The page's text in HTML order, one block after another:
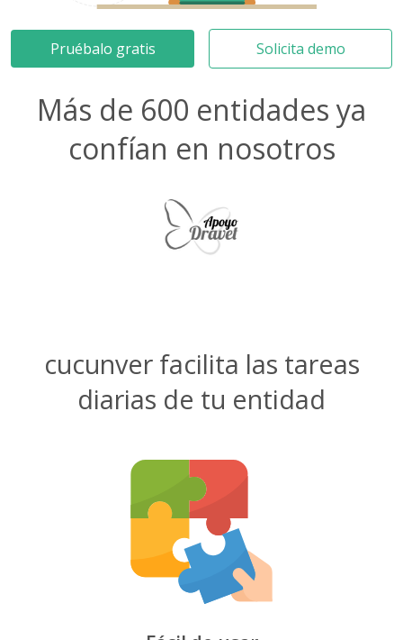
Pruébalo gratis Solicita demo
Más de 600 entidades ya
confían en nosotros
cucunver facilita las tareas
diarias de tu entidad